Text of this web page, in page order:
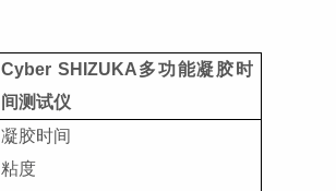
Cyber SHIZUKA多功能凝胶时
间测试仪
凝胶时间
粘度